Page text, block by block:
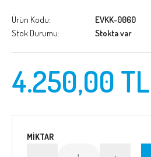
Ürün Kodu:
EVKK-0060
Stok Durumu:
Stokta var
4.250,00 TL
MIKTAR